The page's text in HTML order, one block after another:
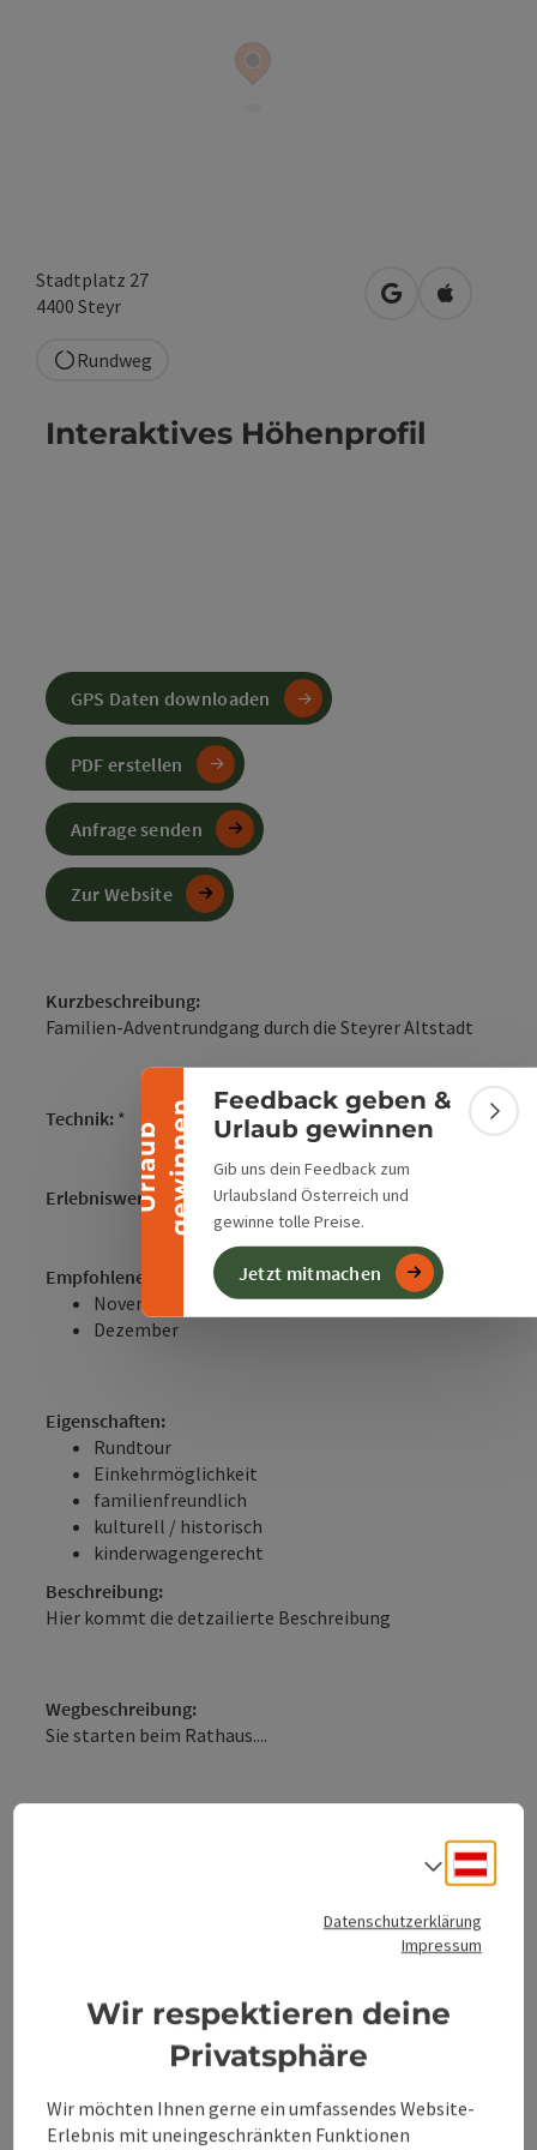
U
r
l
a
u
b
g
e
w
i
n
n
en
Banner einklappen
Feedback geben &
Urlaub gewinnen
Gib uns dein Feedback zum
Urlaubsland Österreich und
gewinne tolle Preise.
Jetzt mitmachen
Stadtplatz 27
4400 Steyr in Google Maps
in Apple
Rundweg
Kurzbeschreibung:
Familien-Adventrundgang durch die Steyrer Altstadt
Technik: *
Erlebniswert: *****
Empfohlene Jahreszeiten:
November
Dezember
Eigenschaften:
Rundtour
Einkehrmöglichkeit
familienfreundlich
kulturell / historisch
kinderwagengerecht
Beschreibung:
Hier kommt die detzailierte Beschreibung
Wegbeschreibung:
Sie starten beim Rathaus....
Weitere Infos und Links:
Schmiedeweihnacht
Interaktives Höhenprofil
GPS Daten downloaden
PDF erstellen
Anfrage senden
Zur Website
Datenschutzerklärung
Impressum
Wir respektieren deine
Privatsphäre
Wir möchten Ihnen gerne ein umfassendes Website-
Erlebnis mit uneingeschränkten Funktionen